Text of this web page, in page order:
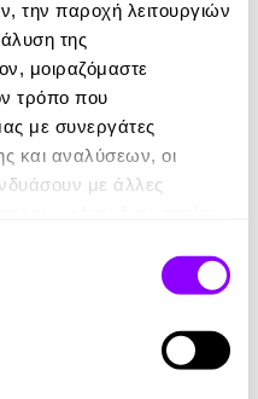
την παροχή λειτουργιών
της
μοιραζόμαστε
τρόπο που
με συνεργάτες
και αναλύσεων, οι
με άλλες
τον εαυτό σου